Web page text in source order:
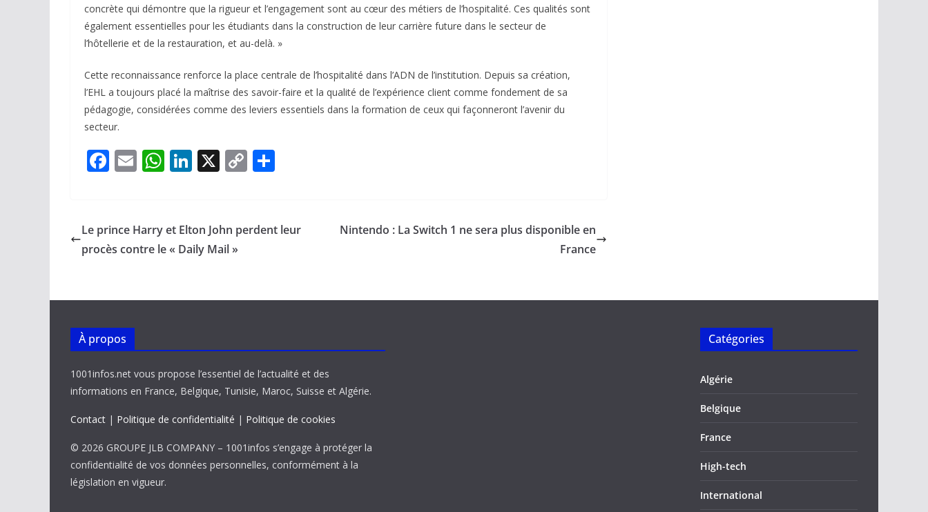
concrète qui démontre que la rigueur et l’engagement sont au cœur des métiers de l’hospitalité. Ces qualités sont
également essentielles pour les étudiants dans la construction de leur carrière future dans le secteur de
l’hôtellerie et de la restauration, et au-delà. »
Cette reconnaissance renforce la place centrale de l’hospitalité dans l’ADN de l’institution. Depuis sa création,
l’EHL a toujours placé la maîtrise des savoir-faire et la qualité de l’expérience client comme fondement de sa
pédagogie, considérées comme des leviers essentiels dans la formation de ceux qui façonneront l’avenir du
secteur.
F
b
o
k
E
l
W
s
A
p
Li
e
dI
X C
y
k
g
Le prince Harry et Elton John perdent leur
procès contre le « Daily Mail »
Nintendo : La Switch 1 ne sera plus disponible en
France
À propos
1001infos.net vous propose l’essentiel de l’actualité et des
informations en France, Belgique, Tunisie, Maroc, Suisse et Algérie.
Contact | Politique de confidentialité | Politique de cookies
© 2026 GROUPE JLB COMPANY – 1001infos s’engage à protéger la
confidentialité de vos données personnelles, conformément à la
législation en vigueur.
Catégories
Algérie
Belgique
France
High-tech
International